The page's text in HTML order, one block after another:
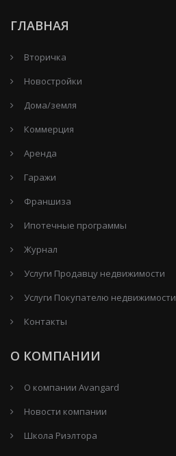
ГЛАВНАЯ
Вторичка
Новостройки
Дома/земля
Коммерция
Аренда
Гаражи
Франшиза
Ипотечные программы
Журнал
Услуги Продавцу недвижимости
Услуги Покупателю недвижимости
Контакты
О КОМПАНИИ
О компании Avangard
Новости компании
Школа Риэлтора